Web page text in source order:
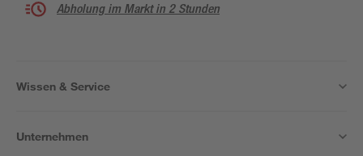
Abholung im Markt in 2 Stunden
Wissen & Service
Unternehmen